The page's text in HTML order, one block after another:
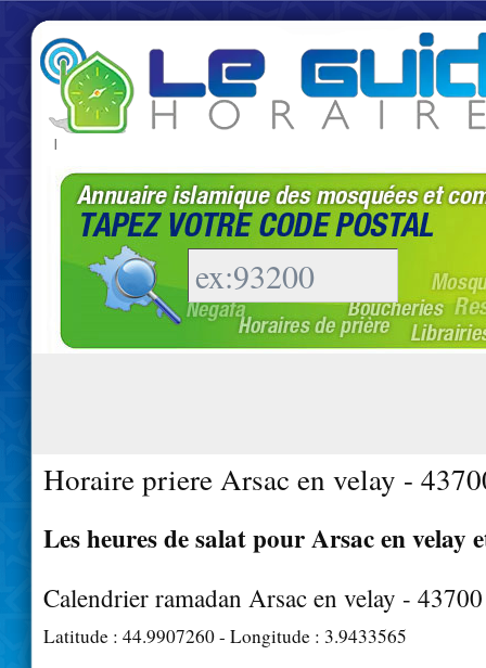
|
Horaire priere Arsac en velay -
Les heures de salat pour Arsac en velay
Calendrier ramadan Arsac en velay - 43700
Latitude : 44.9907260- Longitude : 3.9433565